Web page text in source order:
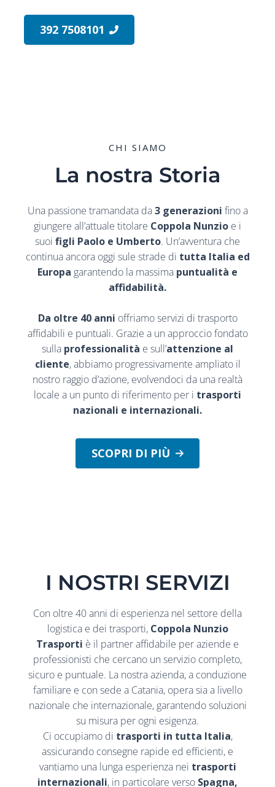
392 7508101
CHI SIAMO
La nostra Storia
Una passione tramandata da3 generazioni fino a
giungere all’attuale titolare Coppola Nunzio e i
suoi figli Paolo e Umberto. Un’avventura che
continua ancora oggi sule strade di tutta Italia ed
Europa garantendo la massima puntualità e
affidabilità.
Da oltre 40 anni offriamo servizi di trasporto
affidabili e puntuali. Grazie a un approccio fondato
sulla professionalità e sull’attenzione al
cliente, abbiamo progressivamente ampliato il
nostro raggio d’azione, evolvendoci da una realtà
locale a un punto di riferimento per i trasporti
nazionali e internazionali.
SCOPRI DI PIÙ
I NOSTRI SERVIZI
Con oltre 40 anni di esperienza nel settore della
logistica e dei trasporti, Coppola Nunzio
Trasporti è il partner affidabile per aziende e
professionisti che cercano un servizio completo,
sicuro e puntuale. La nostra azienda, a conduzione
familiare e con sede a Catania, opera sia a livello
nazionale che internazionale, garantendo soluzioni
su misura per ogni esigenza.
Ci occupiamo di trasporti in tutta Italia,
assicurando consegne rapide ed efficienti, e
vantiamo una lunga esperienza nei trasporti
internazionali, in particolare verso Spagna,